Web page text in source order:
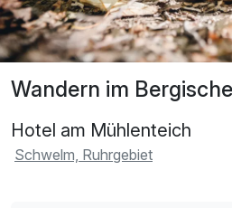
Wandern im
Hotel am Mühlenteich
Schwelm, Ruhrgebiet